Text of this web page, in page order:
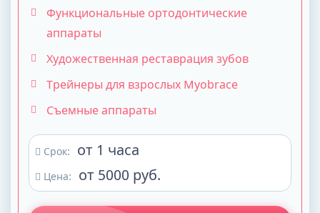
Функциональные ортодонтические
аппараты
Художественная реставрация зубов
Трейнеры для взрослых Myobrace
Съемные аппараты
Срок: от 1 часа
Цена: от 5000 руб.